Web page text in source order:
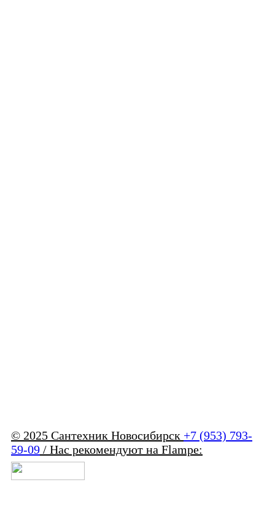
© 2025 Сантехник Новосибирск +7 (953) 793-
59-09 / Нас рекомендуют на Flampe: